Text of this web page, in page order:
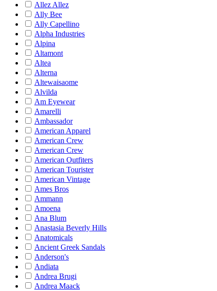
Allez Allez
Ally Bee
Ally Capellino
Alpha Industries
Alpina
Altamont
Altea
Alterna
Altewaisaome
Alvilda
Am Eyewear
Amarelli
Ambassador
American Apparel
American Crew
American Crew
American Outfiters
American Tourister
American Vintage
Ames Bros
Ammann
Amoena
Ana Blum
Anastasia Beverly Hills
Anatomicals
Ancient Greek Sandals
Anderson's
Andiata
Andrea Brugi
Andrea Maack